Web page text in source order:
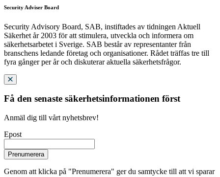
Security Adviser Board
Security Advisory Board, SAB, instiftades av tidningen Aktuell
Säkerhet år 2003 för att stimulera, utveckla och informera om
säkerhetsarbetet i Sverige. SAB består av representanter från
branschens ledande företag och organisationer. Rådet träffas tre till
fyra gånger per år och diskuterar aktuella säkerhetsfrågor.
Få den senaste säkerhetsinformationen först
Anmäl dig till vårt nyhetsbrev!
Epost
Prenumerera
Genom att klicka på "Prenumerera" ger du samtycke till att vi sparar